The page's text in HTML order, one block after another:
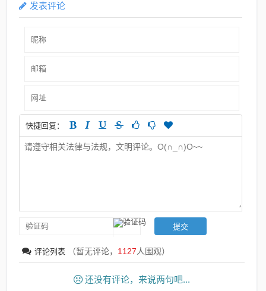
发表评论
快捷回复：
评论列表 （暂无评论， 1127人围观）
还没有评论，来说两句吧...